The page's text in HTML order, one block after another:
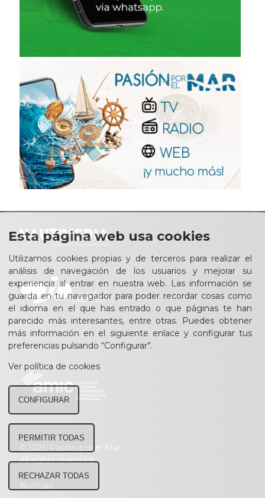
©2026 Pasión por el Mar.
All rights reserved.
Noticias
Esta página web usa cookies
Utilizamos cookies propias y de terceros para realizar el
análisis de navegación de los usuarios y mejorar su
experiencia al entrar en nuestra web. Las información se
guarda en tu navegador para poder recordar cosas como
el idioma en el que has entrado o que páginas te han
parecido más interesantes, entre otras. Puedes obtener
más información en el siguiente enlace y configurar tus
preferencias pulsando “Configurar”.
Ver política de cookies
CONFIGURAR
PERMITIR TODAS
RECHAZAR TODAS